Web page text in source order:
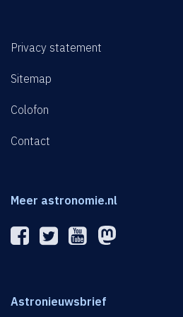
Privacy statement
Sitemap
Colofon
Contact
Meer astronomie.nl
Astronieuwsbrief